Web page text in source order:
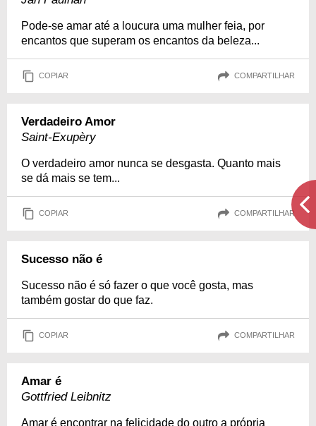
Pode-se amar até a loucura uma mulher feia, por
encantos que superam os encantos da beleza...
COPIAR COMPARTILHAR
Verdadeiro Amor
Saint-Exupèry
O verdadeiro amor nunca se desgasta. Quanto mais
se dá mais se tem...
COPIAR COMPARTILHAR
Sucesso não é
Sucesso não é só fazer o que você gosta, mas
também gostar do que faz.
COPIAR COMPARTILHAR
Amar é
Gottfried Leibnitz
Amar é encontrar na felicidade do outro a própria